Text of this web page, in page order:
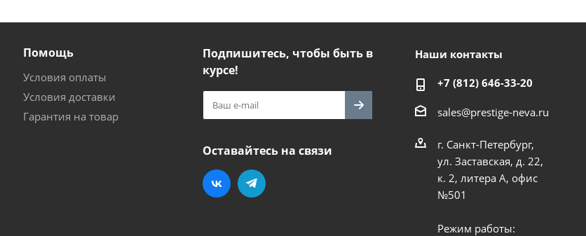
Помощь
Условия оплаты
Условия доставки
Гарантия на товар
Подпишитесь, чтобы быть в
курсе!
Оставайтесь на связи
Наши контакты
+7 (812) 646-33-20
sales@prestige-neva.ru
г. Санкт-Петербург,
ул. Заставская, д. 22,
к. 2, литера А, офис
№501
Режим работы: